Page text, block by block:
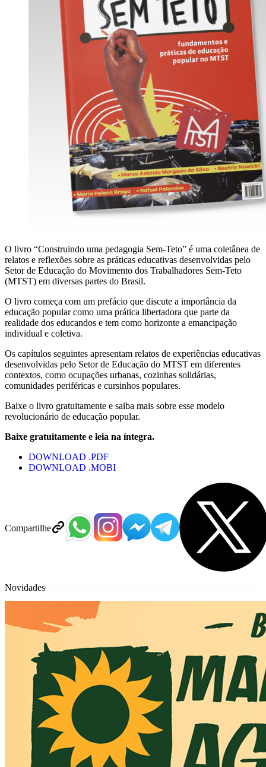
Compartilhe
O livro “Construindo uma pedagogia Sem-Teto” é uma coletânea de
relatos e reflexões sobre as práticas educativas desenvolvidas pelo
Setor de Educação do Movimento dos Trabalhadores Sem-Teto
(MTST) em diversas partes do Brasil.
O livro começa com um prefácio que discute a importância da
educação popular como uma prática libertadora que parte da
realidade dos educandos e tem como horizonte a emancipação
individual e coletiva.
Os capítulos seguintes apresentam relatos de experiências educativas
desenvolvidas pelo Setor de Educação do MTST em diferentes
contextos, como ocupações urbanas, cozinhas solidárias,
comunidades periféricas e cursinhos populares.
Baixe o livro gratuitamente e saiba mais sobre esse modelo
revolucionário de educação popular.
Baixe gratuitamente e leia na íntegra.
DOWNLOAD .PDF
DOWNLOAD .MOBI
Novidades